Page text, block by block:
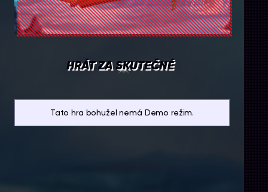
HRÁT ZA SKUTEČNÉ
Tato hra bohužel nemá Demo režim.